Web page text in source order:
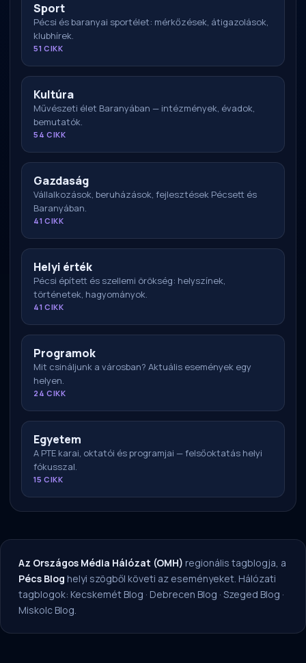
Sport
Pécsi és baranyai sportélet: mérkőzések, átigazolások,
klubhírek.
51 CIKK
Kultúra
Művészeti élet Baranyában — intézmények, évadok,
bemutatók.
54 CIKK
Gazdaság
Vállalkozások, beruházások, fejlesztések Pécsett és
Baranyában.
41 CIKK
Helyi érték
Pécsi épített és szellemi örökség: helyszínek,
történetek, hagyományok.
41 CIKK
Programok
Mit csináljunk a városban? Aktuális események egy
helyen.
24 CIKK
Egyetem
A PTE karai, oktatói és programjai — felsőoktatás helyi
fókusszal.
15 CIKK
Az Országos Média Hálózat (OMH) regionális tagblogja, a
Pécs Blog helyi szögből követi az eseményeket. Hálózati
tagblogok: Kecskemét Blog · Debrecen Blog · Szeged Blog ·
Miskolc Blog.